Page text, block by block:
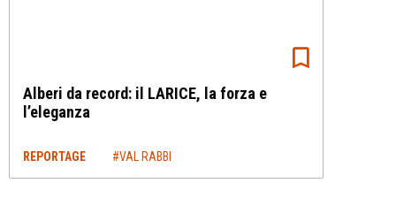
Alberi da record: il LARICE, la forza e
l’eleganza
REPORTAGE #VAL RABBI